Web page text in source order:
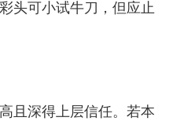
头可小试牛刀，但应止
且深得上层信任。若本